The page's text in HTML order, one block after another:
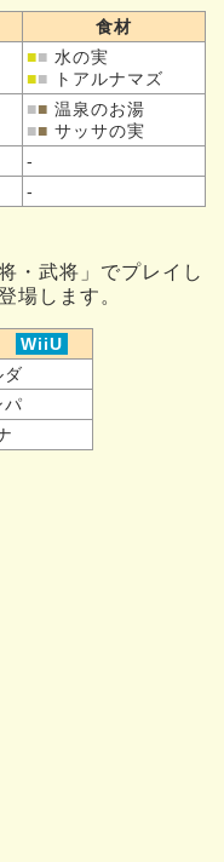
食材
■■ 水の実
■■ トアルナマズ
■■ 温泉のお湯
■■ サッサの実
-
-
・武将」でプレイし
場します。
WiiU
ダ
パ